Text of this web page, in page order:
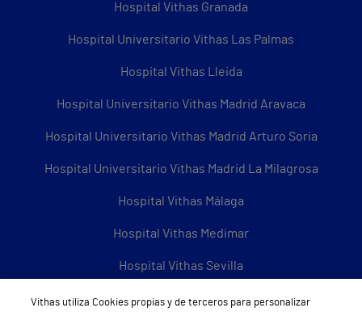
Hospital Vithas Granada
Hospital Universitario Vithas Las Palmas
Hospital Vithas Lleida
Hospital Universitario Vithas Madrid Aravaca
Hospital Universitario Vithas Madrid Arturo Soria
Hospital Universitario Vithas Madrid La Milagrosa
Hospital Vithas Málaga
Hospital Vithas Medimar
Hospital Vithas Sevilla
Hospital Vithas Tenerife
Vithas utiliza Cookies propias y de terceros para personalizar